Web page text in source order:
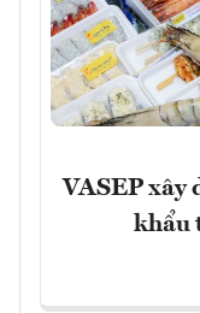
VASEP xây
khẩu